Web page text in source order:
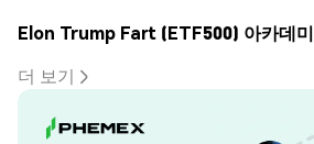
Elon Trump Fart (ETF500) 아카데미
더 보기